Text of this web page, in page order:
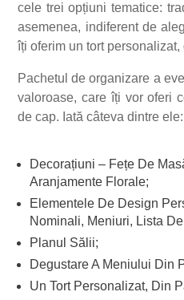
cele trei opțiuni tematice:
asemenea, indiferent de
îți oferim un tort
Pachetul de organizare a
valoroase, care îți vor oferi
de cap. Iată câteva dintre ele:
Decorațiuni – Fețe De
Aranjamente Florale;
Elementele De Design
Nominali, Meniuri, Lista
Planul Sălii;
Degustare A Meniului Din
Un Tort Personalizat, Din